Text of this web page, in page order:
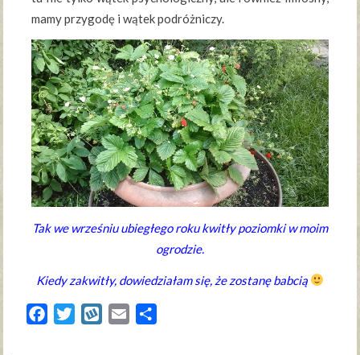
mamy przygodę i wątek podróżniczy.
Tak we wrześniu ubiegłego roku kwitły poziomki w moim
ogrodzie.
Kiedy zakwitły, dowiedziałam się, że zostanę babcią
FacebookTwitterWykopEmail